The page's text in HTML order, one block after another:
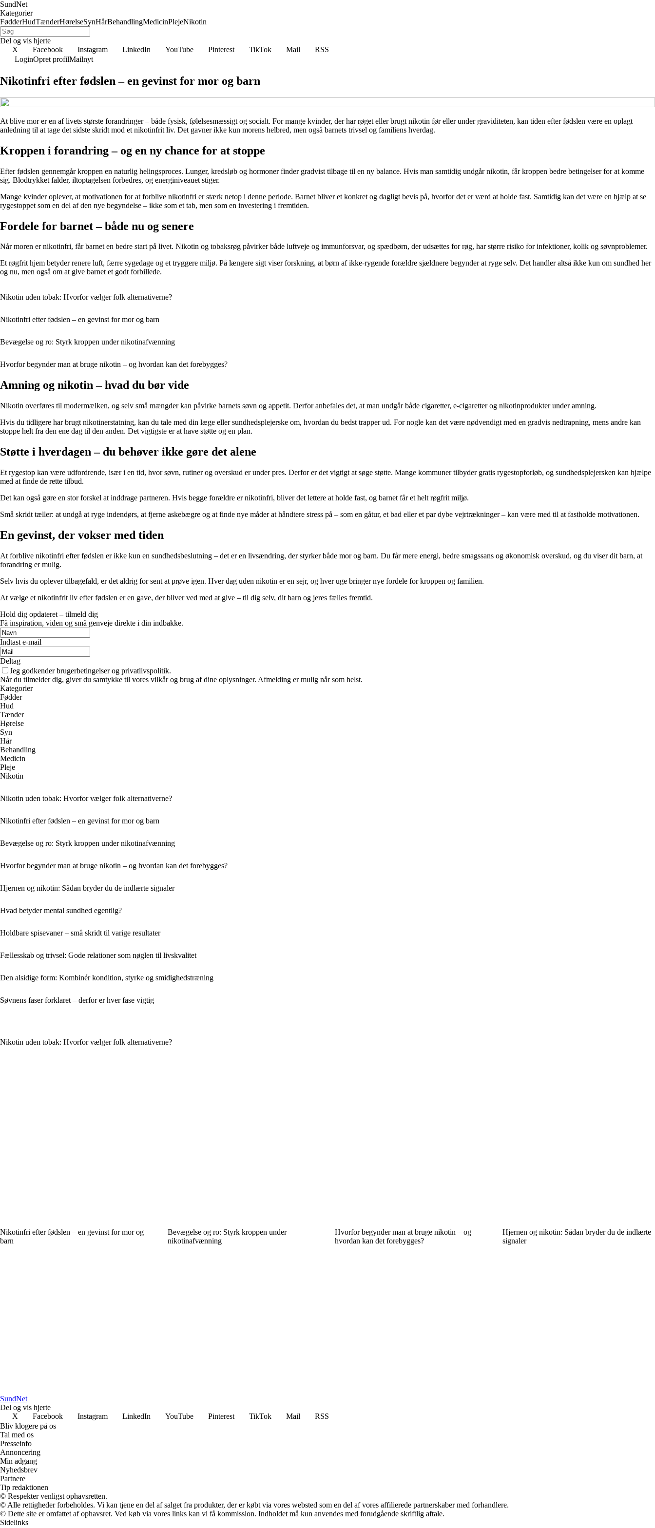
SundNet
Kategorier
FødderHudTænderHørelseSynHårBehandlingMedicinPlejeNikotin
Del og vis hjerte
X
Facebook Instagram LinkedIn YouTube Pinterest TikTok Mail
RSS
LoginOpret profilMailnyt
Nikotinfri efter fødslen – en gevinst for mor og barn
At blive mor er en af livets største forandringer – både fysisk, følelsesmæssigt og socialt. For mange kvinder, der har røget eller brugt nikotin før eller under graviditeten, kan tiden efter fødslen være en oplagt
anledning til at tage det sidste skridt mod et nikotinfrit liv. Det gavner ikke kun morens helbred, men også barnets trivsel og familiens hverdag.
Kroppen i forandring – og en ny chance for at stoppe
Efter fødslen gennemgår kroppen en naturlig helingsproces. Lunger, kredsløb og hormoner finder gradvist tilbage til en ny balance. Hvis man samtidig undgår nikotin, får kroppen bedre betingelser for at komme
sig. Blodtrykket falder, iltoptagelsen forbedres, og energiniveauet stiger.
Mange kvinder oplever, at motivationen for at forblive nikotinfri er stærk netop i denne periode. Barnet bliver et konkret og dagligt bevis på, hvorfor det er værd at holde fast. Samtidig kan det være en hjælp at se
rygestoppet som en del af den nye begyndelse – ikke som et tab, men som en investering i fremtiden.
Fordele for barnet – både nu og senere
Når moren er nikotinfri, får barnet en bedre start på livet. Nikotin og tobaksrøg påvirker både luftveje og immunforsvar, og spædbørn, der udsættes for røg, har større risiko for infektioner, kolik og søvnproblemer.
Et røgfrit hjem betyder renere luft, færre sygedage og et tryggere miljø. På længere sigt viser forskning, at børn af ikke-rygende forældre sjældnere begynder at ryge selv. Det handler altså ikke kun om sundhed her
og nu, men også om at give barnet et godt forbillede.
Nikotin uden tobak: Hvorfor vælger folk alternativerne?
Nikotinfri efter fødslen – en gevinst for mor og barn
Bevægelse og ro: Styrk kroppen under nikotinafvænning
Hvorfor begynder man at bruge nikotin – og hvordan kan det forebygges?
Amning og nikotin – hvad du bør vide
Nikotin overføres til modermælken, og selv små mængder kan påvirke barnets søvn og appetit. Derfor anbefales det, at man undgår både cigaretter, e-cigaretter og nikotinprodukter under amning.
Hvis du tidligere har brugt nikotinerstatning, kan du tale med din læge eller sundhedsplejerske om, hvordan du bedst trapper ud. For nogle kan det være nødvendigt med en gradvis nedtrapning, mens andre kan
stoppe helt fra den ene dag til den anden. Det vigtigste er at have støtte og en plan.
Støtte i hverdagen – du behøver ikke gøre det alene
Et rygestop kan være udfordrende, især i en tid, hvor søvn, rutiner og overskud er under pres. Derfor er det vigtigt at søge støtte. Mange kommuner tilbyder gratis rygestopforløb, og sundhedsplejersken kan hjælpe
med at finde de rette tilbud.
Det kan også gøre en stor forskel at inddrage partneren. Hvis begge forældre er nikotinfri, bliver det lettere at holde fast, og barnet får et helt røgfrit miljø.
Små skridt tæller: at undgå at ryge indendørs, at fjerne askebægre og at finde nye måder at håndtere stress på – som en gåtur, et bad eller et par dybe vejrtrækninger – kan være med til at fastholde motivationen.
En gevinst, der vokser med tiden
At forblive nikotinfri efter fødslen er ikke kun en sundhedsbeslutning – det er en livsændring, der styrker både mor og barn. Du får mere energi, bedre smagssans og økonomisk overskud, og du viser dit barn, at
forandring er mulig.
Selv hvis du oplever tilbagefald, er det aldrig for sent at prøve igen. Hver dag uden nikotin er en sejr, og hver uge bringer nye fordele for kroppen og familien.
At vælge et nikotinfrit liv efter fødslen er en gave, der bliver ved med at give – til dig selv, dit barn og jeres fælles fremtid.
Hold dig opdateret – tilmeld dig
Få inspiration, viden og små genveje direkte i din indbakke.
Indtast e-mail
Deltag
Jeg godkender brugerbetingelser og privatlivspolitik.
Når du tilmelder dig, giver du samtykke til vores vilkår og brug af dine oplysninger. Afmelding er mulig når som helst.
Kategorier
Fødder
Hud
Tænder
Hørelse
Syn
Hår
Behandling
Medicin
Pleje
Nikotin
Nikotin uden tobak: Hvorfor vælger folk alternativerne?
Nikotinfri efter fødslen – en gevinst for mor og barn
Bevægelse og ro: Styrk kroppen under nikotinafvænning
Hvorfor begynder man at bruge nikotin – og hvordan kan det forebygges?
Hjernen og nikotin: Sådan bryder du de indlærte signaler
Hvad betyder mental sundhed egentlig?
Holdbare spisevaner – små skridt til varige resultater
Fællesskab og trivsel: Gode relationer som nøglen til livskvalitet
Den alsidige form: Kombinér kondition, styrke og smidighedstræning
Søvnens faser forklaret – derfor er hver fase vigtig
Nikotin uden tobak: Hvorfor vælger folk alternativerne?
Nikotinfri efter fødslen – en gevinst for mor og
barn
Bevægelse og ro: Styrk kroppen under
nikotinafvænning
Hvorfor begynder man at bruge nikotin – og
hvordan kan det forebygges?
Hjernen og nikotin: Sådan bryder du de indlærte
signaler
SundNet
Del og vis hjerte
X
Facebook Instagram LinkedIn YouTube Pinterest TikTok Mail
RSS
Bliv klogere på os
Tal med os
Presseinfo
Annoncering
Min adgang
Nyhedsbrev
Partnere
Tip redaktionen
© Respekter venligst ophavsretten.
© Alle rettigheder forbeholdes. Vi kan tjene en del af salget fra produkter, der er købt via vores websted som en del af vores affilierede partnerskaber med forhandlere.
© Dette site er omfattet af ophavsret. Ved køb via vores links kan vi få kommission. Indholdet må kun anvendes med forudgående skriftlig aftale.
Sidelinks